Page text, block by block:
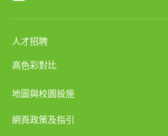
人才招聘
高色彩對比
地圖與校園設施
網頁政策及指引